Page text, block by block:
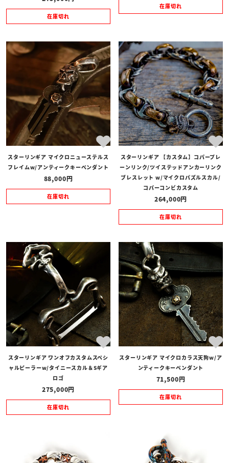
在庫切れ
在庫切れ
スターリンギア マイクロニューステルス
フレイムw/アンティークキーペンダント
88,000
在庫切れ
スターリンギア 【カスタム】コパープレ
ーンリンク/ツイステッドアンカーリンク
ブレスレット w/マイクロパズルスカル/
コパーコンビカスタム
264,000
在庫切れ
スターリンギア ワンオフカスタムスペシ
ャルピーラーw/タイニースカル＆Sギア
ロゴ
275,000
在庫切れ
スターリンギア マイクロカラス天狗w/ア
ンティークキーペンダント
71,500
在庫切れ